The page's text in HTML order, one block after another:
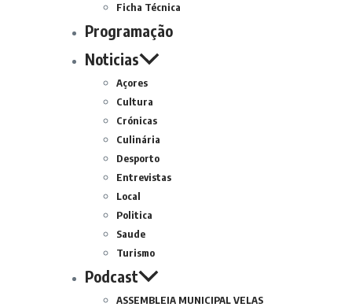
Ficha Técnica
Programação
Noticias
Açores
Cultura
Crónicas
Culinária
Desporto
Entrevistas
Local
Politica
Saude
Turismo
Podcast
ASSEMBLEIA MUNICIPAL VELAS